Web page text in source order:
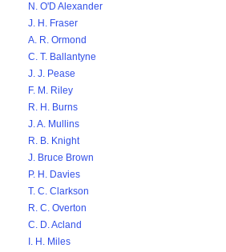
N. O'D Alexander
J. H. Fraser
A. R. Ormond
C. T. Ballantyne
J. J. Pease
F. M. Riley
R. H. Burns
J. A. Mullins
R. B. Knight
J. Bruce Brown
P. H. Davies
T. C. Clarkson
R. C. Overton
C. D. Acland
I. H. Miles